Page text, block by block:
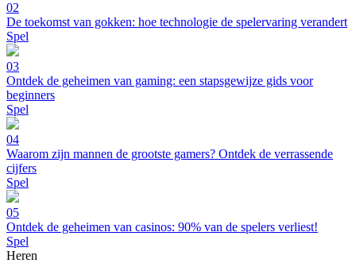
02
De toekomst van gokken: hoe technologie de spelervaring verandert
Spel
03
Ontdek de geheimen van gaming: een stapsgewijze gids voor
beginners
Spel
04
Waarom zijn mannen de grootste gamers? Ontdek de verrassende
cijfers
Spel
05
Ontdek de geheimen van casinos: 90% van de spelers verliest!
Spel
Heren